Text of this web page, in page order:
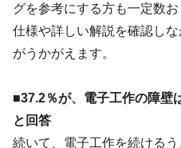
グを参考にする方も一定数
仕様や詳しい解説を確認し
がうかがえます。
■37.2％が、電子工作の障壁
と回答
続いて、電子工作を続ける